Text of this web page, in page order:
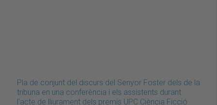
Pla de conjunt del discurs del Senyor Foster dels de la
tribuna en una conferència i els assistents durant
l'acte de lliurament dels premis UPC Ciència Ficció